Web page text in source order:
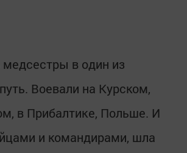
в один из
Воевали на Курском,
в Прибалтике, Польше. И
и командирами, шла